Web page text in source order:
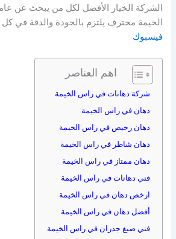
الشركة الخيار الأفضل لكل من يبحث عن
الخيمة محترف يلتزم بالجودة والدقة في
فيسبوك
اهم العناصر
شركة دهانات في راس الخيمة
دهان في راس الخيمة
دهان رخيص في راس الخيمة
دهان شاطر في راس الخيمة
دهان ممتاز في راس الخيمة
فني دهانات في راس الخيمة
ارخص دهان في راس الخيمة
أفضل دهان في راس الخيمة
فني صبغ جدران في راس الخيمة